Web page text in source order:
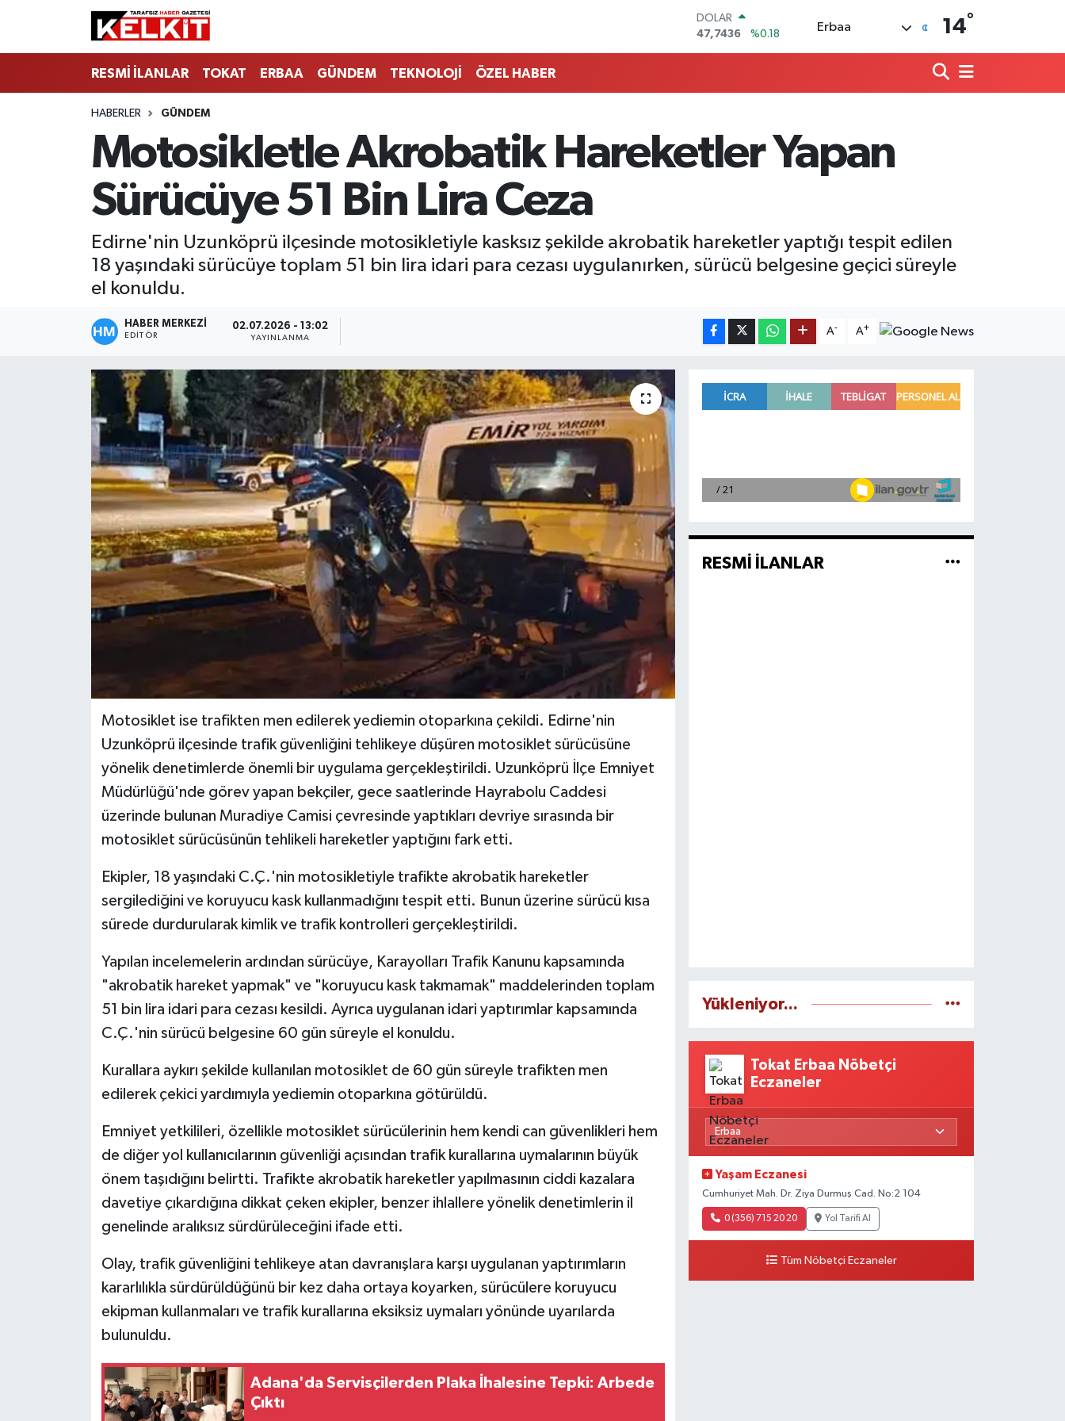
DOLAR
47,7436
%0.18
BİST100
13.779
%-14
Erbaa 14°
RESMİ İLANLAR TOKAT ERBAA GÜNDEM TEKNOLOJİ ÖZEL HABER
HABERLER GÜNDEM
Motosikletle Akrobatik Hareketler Yapan
Sürücüye 51 Bin Lira Ceza
Edirne'nin Uzunköprü ilçesinde motosikletiyle kasksız şekilde akrobatik hareketler yaptığı tespit edilen
18 yaşındaki sürücüye toplam 51 bin lira idari para cezası uygulanırken, sürücü belgesine geçici süreyle
el konuldu.
HABER MERKEZİ
EDITÖR
02.07.2026 - 13:02
YAYINLANMA
A- A+
Motosiklet ise trafikten men edilerek yediemin otoparkına çekildi. Edirne'nin
Uzunköprü ilçesinde trafik güvenliğini tehlikeye düşüren motosiklet sürücüsüne
yönelik denetimlerde önemli bir uygulama gerçekleştirildi. Uzunköprü İlçe Emniyet
Müdürlüğü'nde görev yapan bekçiler, gece saatlerinde Hayrabolu Caddesi
üzerinde bulunan Muradiye Camisi çevresinde yaptıkları devriye sırasında bir
motosiklet sürücüsünün tehlikeli hareketler yaptığını fark etti.
Ekipler, 18 yaşındaki C.Ç.'nin motosikletiyle trafikte akrobatik hareketler
sergilediğini ve koruyucu kask kullanmadığını tespit etti. Bunun üzerine sürücü kısa
sürede durdurularak kimlik ve trafik kontrolleri gerçekleştirildi.
Yapılan incelemelerin ardından sürücüye, Karayolları Trafik Kanunu kapsamında
"akrobatik hareket yapmak" ve "koruyucu kask takmamak" maddelerinden toplam
51 bin lira idari para cezası kesildi. Ayrıca uygulanan idari yaptırımlar kapsamında
C.Ç.'nin sürücü belgesine 60 gün süreyle el konuldu.
Kurallara aykırı şekilde kullanılan motosiklet de 60 gün süreyle trafikten men
edilerek çekici yardımıyla yediemin otoparkına götürüldü.
Emniyet yetkilileri, özellikle motosiklet sürücülerinin hem kendi can güvenlikleri hem
de diğer yol kullanıcılarının güvenliği açısından trafik kurallarına uymalarının büyük
önem taşıdığını belirtti. Trafikte akrobatik hareketler yapılmasının ciddi kazalara
davetiye çıkardığına dikkat çeken ekipler, benzer ihlallere yönelik denetimlerin il
genelinde aralıksız sürdürüleceğini ifade etti.
Olay, trafik güvenliğini tehlikeye atan davranışlara karşı uygulanan yaptırımların
kararlılıkla sürdürüldüğünü bir kez daha ortaya koyarken, sürücülere koruyucu
ekipman kullanmaları ve trafik kurallarına eksiksiz uymaları yönünde uyarılarda
bulunuldu.
Adana'da Servisçilerden Plaka İhalesine Tepki: Arbede
Çıktı
RESMİ İLANLAR
Yükleniyor...
Tokat Erbaa Nöbetçi
Eczaneler
Yaşam Eczanesi
Cumhuriyet Mah. Dr. Ziya Durmuş Cad. No:2 104
0 (356) 715 20 20 Yol Tarifi Al
Tüm Nöbetçi Eczaneler